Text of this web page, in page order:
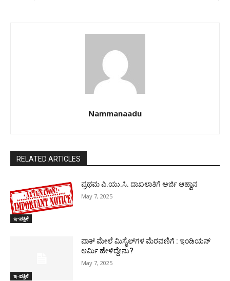
Nammanaadu
RELATED ARTICLES
ಇ-ಪತ್ರಿಕೆ
ಪ್ರಥಮ ಪಿ.ಯು.ಸಿ. ದಾಖಲಾತಿಗೆ ಅರ್ಜಿ ಆಹ್ವಾನ
May 7, 2025
ಇ-ಪತ್ರಿಕೆ
ಪಾಕ್​ ಮೇಲೆ ಮಿಸೈಲ್​ಗಳ ಮೆರವಣಿಗೆ : ಇಂಡಿಯನ್
ಆರ್ಮಿ ಹೇಳಿದ್ದೇನು?
May 7, 2025